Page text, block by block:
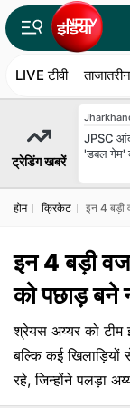
LIVE टीवी ताजातरीन
ट्रेडिंग खबरें
JPSC
'डबल गेम'
होम क्रिकेट इन 4 बड़ी
इन 4 बड़ी
को पछाड़ बने
श्रेयस अय्यर को टीम
बल्कि कई
रहे, जिन्होंने पलड़ा